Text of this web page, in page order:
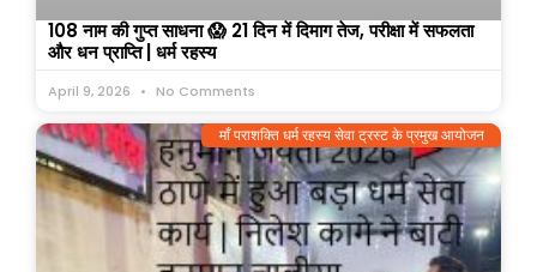
108 नाम की गुप्त साधना 😱 21 दिन में दिमाग तेज, परीक्षा में सफलता
और धन प्राप्ति | धर्म रहस्य
April 9, 2026 No Comments
माँ पराशक्ति धर्म रहस्य सेवा ट्रस्ट के प्रमुख आयोजन